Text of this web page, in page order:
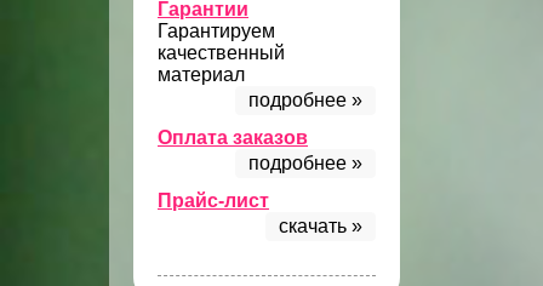
Гарантии
Гарантируем
качественный
материал
подробнее »
Оплата заказов
подробнее »
Прайс-лист
скачать »